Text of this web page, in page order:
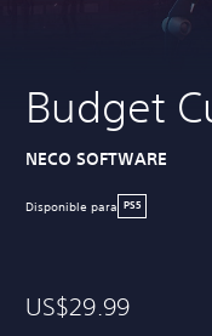
Budget
NECO SOFTWARE
Disponible para PS5
US$29.99